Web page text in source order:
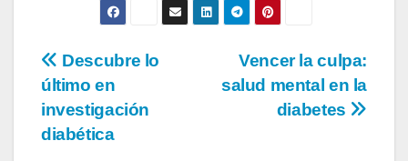
Navegación
de
entradas
Vencer la culpa:
salud mental en la
diabetes
Descubre lo
último en
investigación
diabética